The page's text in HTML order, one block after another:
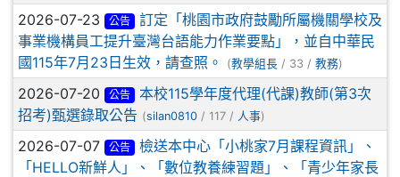
2026-07-23 公告
訂定「桃園市政府鼓勵所屬機關學校及
事業機構員工提升臺灣台語能力作業要點」，並自中華民
國115年7月23日生效，請查照。
(教學組長 / 33 / 教務)
2026-07-20 公告
本校115學年度代理(代課)教師(第3次
招考)甄選錄取公告 (silan0810 / 117 / 人事)
2026-07-07 公告
檢送本中心「小桃家7月課程資訊」、
「HELLO新鮮人」、「數位教養練習題」、「青少年家長